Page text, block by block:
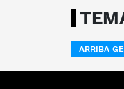
ARRIBA